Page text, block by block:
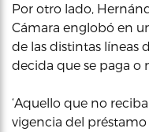
Por otro lado,
Cámara englobó en
de las distintas líneas
decida que se paga o
‘Aquello que no
vigencia del préstamo